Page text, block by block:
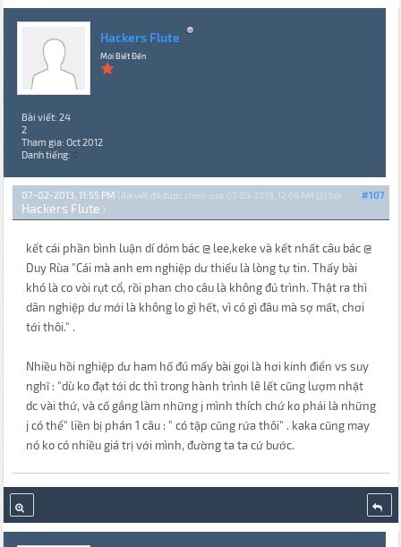
Hackers Flute
Mới Biết Đến
Bài viết: 24
2
Tham gia: Oct 2012
Danh tiếng: 0
#107
07-02-2013, 11:55 PM (Bài viết đã được chỉnh sửa: 07-03-2013, 12:04 AM {2} bởi
Hackers Flute .)
kết cái phần bình luận dí dỏm bác @ lee,keke và kết nhất câu bác @
Duy Rùa "Cái mà anh em nghiệp dư thiếu là lòng tự tin. Thấy bài
khó là co vòi rụt cổ, rồi phan cho câu là không đủ trình. Thật ra thì
dân nghiệp dư mới là không lo gì hết, vì có gì đâu mà sợ mất, chơi
tới thôi." .
Nhiều hồi nghiệp dư ham hố đú mấy bài gọi là hơi kinh điển vs suy
nghĩ : "dù ko đạt tới dc thì trong hành trình lê lết cũng lượm nhặt
dc vài thứ, và cố gắng làm những j mình thích chứ ko phải là những
j có thể" liền bị phán 1 câu : " có tập cũng rứa thôi" . kaka cũng may
nó ko có nhiều giá trị với mình, đường ta ta cứ bước.